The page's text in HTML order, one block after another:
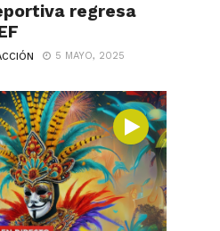
regresa
5 MAYO, 2025